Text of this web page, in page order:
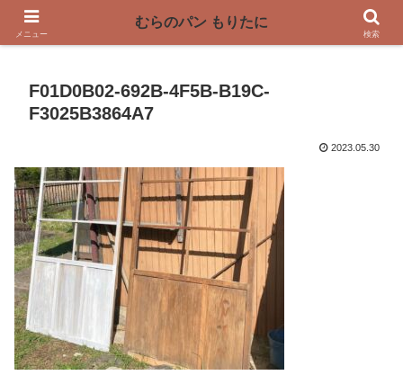
〜奈良県曽爾村の薪窯パン屋〜
F01D0B02-692B-4F5B-B19C-
F3025B3864A7
2023.05.30
メニュー
むらのパン もりたに
検索